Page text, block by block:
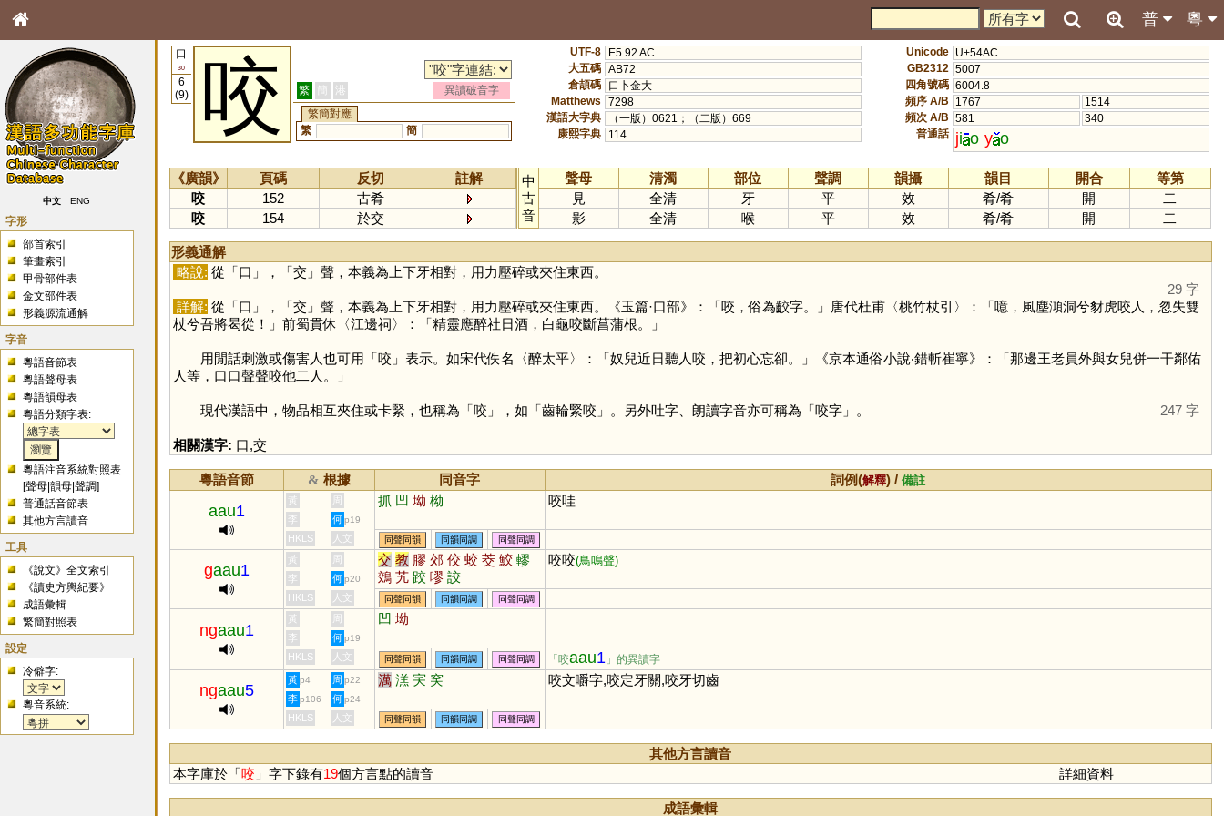
粵
普
中文 ENG
字形
部首索引
筆畫索引
甲骨部件表
金文部件表
形義源流通解
字音
粵語音節表
粵語聲母表
粵語韻母表
粵語分類字表:
粵語注音系統對照表
[聲母 |韻母 |聲調]
普通話音節表
其他方言讀音
工具
《說文》全文索引
《讀史方輿紀要》
成語彙輯
繁簡對照表
設定
冷僻字:
粵音系統:
口
30
6
(9)
咬 繁 簡 港
異讀破音字
繁簡對應
繁
簡
UTF-8
E5 92 AC
大五碼 AB72
倉頡碼
口卜金大
Matthews
7298
漢語大字典
（一版）0621；（二版）669
康熙字典
114
Unicode U+54AC
GB2312 5007
四角號碼 6004.8
頻序 A/B
1767
1514
頻次 A/B 581
340
普通話 ji o y o
《廣韻》 頁碼 反切
註解
咬
152
古肴
咬
154 於交
中
古
音
聲母 清濁 部位 聲調 韻攝 韻目 開合
等第
見
全清 牙 平 效 肴/肴 開
二
影
全清 喉 平 效 肴/肴 開 二
形義通解
略說: 從「 口 」，「 交 」聲，本義為上下牙相對，用力壓碎或夾住東西。
29 字
詳解: 從「 口 」，「 交 」聲，本義為上下牙相對，用力壓碎或夾住東西。《玉篇·口部》：「咬，俗為齩字。」唐代杜甫〈桃竹杖引〉：「噫，風塵澒洞兮豺虎咬人，忽失雙
杖兮吾將曷從！」前蜀貫休〈江邊祠〉：「精靈應醉社日酒，白龜咬斷菖蒲根。」
用閒話刺激或傷害人也可用「 咬 」表示。如宋代佚名〈醉太平〉：「奴兒近日聽人咬，把初心忘卻。」《京本通俗小說‧錯斬崔寧》：「那邊王老員外與女兒併一干鄰佑
人等，口口聲聲咬他二人。」
現代漢語中，物品相互夾住或卡緊，也稱為「 咬 」，如「齒輪緊咬」。另外吐字、朗讀字音亦可稱為「咬字」。 247 字
相關漢字: 口,交
粵語音節 & 根據 同音字 詞例(解釋) /備註
aau1
黃 周 抓 凹 坳 柪 咬哇
李 何 p19
HKLS 人文 同聲同韻 同韻同調 同聲同調
gaau1
黃 周 交 教 膠 郊 佼 蛟 茭 鮫 轇
鵁 艽 跤 嘐 詨
咬咬(鳥鳴聲)
李 何 p20
HKLS 人文 同聲同韻 同韻同調 同聲同調
ngaau1
黃 周 凹 坳
李 何 p19
HKLS 人文 同聲同韻 同韻同調 同聲同調 「咬aau1 」的異讀字
ngaau5
黃 p4 周 p22 澫 溔 宎 穾 咬文嚼字,咬定牙關,咬牙切齒
李 p106 何 p24
HKLS 人文 同聲同韻 同韻同調 同聲同調
其他方言讀音
本字庫於「咬 」字下錄有19個方言點的讀音 詳細資料
成語彙輯